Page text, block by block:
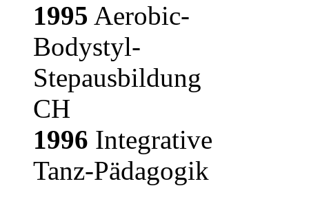
1995 Aerobic-
Bodystyl-
Stepausbildung
CH
1996 Integrative
Tanz-Pädagogik